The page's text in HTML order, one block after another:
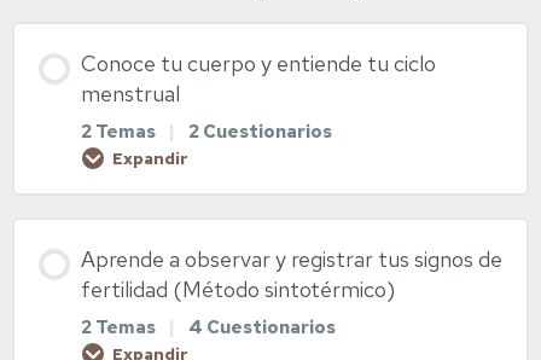
Conoce tu cuerpo y entiende tu ciclo
menstrual
2 Temas | 2 Cuestionarios
Expandir
0% COMPLETADO 0/2 pasos
Aprende a observar y registrar tus signos de
fertilidad (Método sintotérmico)
2 Temas | 4 Cuestionarios
Expandir